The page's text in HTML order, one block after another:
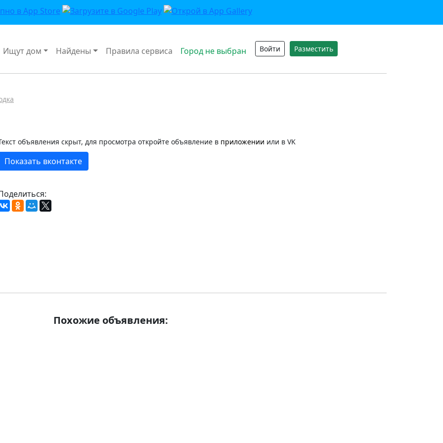
Ищут дом Найдены Правила сервиса Город не выбран Войти Разместить
объявления скрыт, для просмотра откройте объявление в приложении или в VK
Показать вконтакте
Похожие объявления: